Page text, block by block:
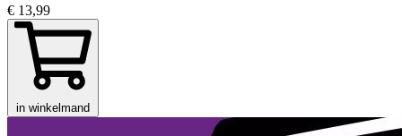
€ 13,99
in winkelmand